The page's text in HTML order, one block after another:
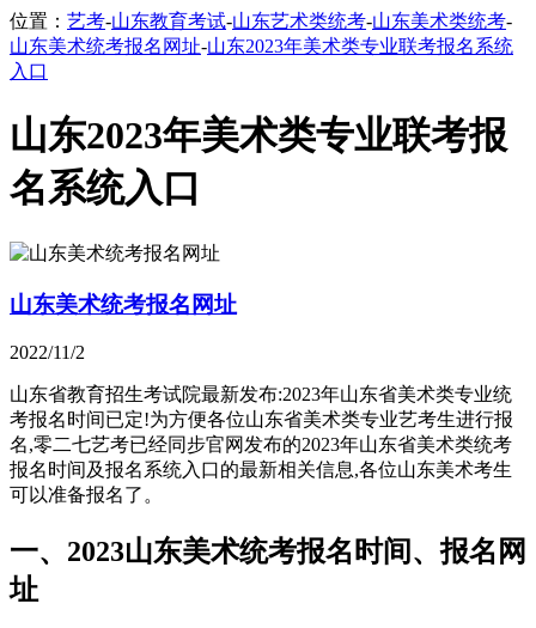
位置： 艺考-山东教育考试-山东艺术类统考-山东美术类统考-
山东美术统考报名网址-山东2023年美术类专业联考报名系统
入口
山东2023年美术类专业联考报
名系统入口
山东美术统考报名网址
2022/11/2
山东省教育招生考试院最新发布:2023年山东省美术类专业统
考报名时间已定!为方便各位山东省美术类专业艺考生进行报
名,零二七艺考已经同步官网发布的2023年山东省美术类统考
报名时间及报名系统入口的最新相关信息,各位山东美术考生
可以准备报名了。
一、2023山东美术统考报名时间、报名网
址